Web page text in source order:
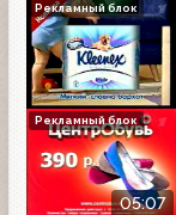
Рекламный блок
05:07
Рекламный блок